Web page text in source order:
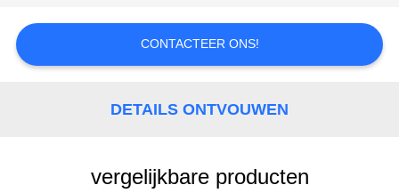
NIEUWS
CONTACTEER ONS!
DETAILS ONTVOUWEN
vergelijkbare producten